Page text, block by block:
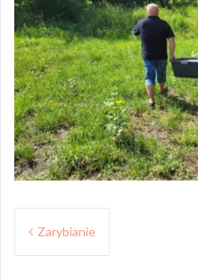
Nawigacja
wpisu
Zarybianie